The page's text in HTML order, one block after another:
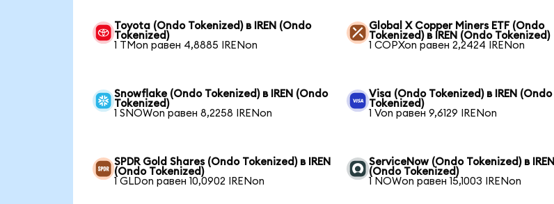
Toyota (Ondo Tokenized) в IREN (Ondo
Tokenized)
1 TMon равен 4,8885 IRENon
Global X Copper Miners ETF (Ondo
Tokenized) в IREN (Ondo Tokenized)
1 COPXon равен 2,2424 IRENon
Snowflake (Ondo Tokenized) в IREN (Ondo
Tokenized)
1 SNOWon равен 8,2258 IRENon
Visa (Ondo Tokenized) в IREN (Ondo
Tokenized)
1 Von равен 9,6129 IRENon
SPDR Gold Shares (Ondo Tokenized) в IREN
(Ondo Tokenized)
1 GLDon равен 10,0902 IRENon
ServiceNow (Ondo Tokenized) в IREN
(Ondo Tokenized)
1 NOWon равен 15,1003 IRENon